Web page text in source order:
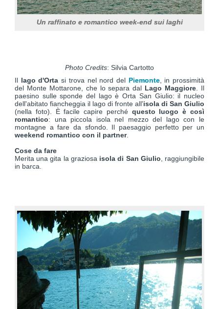
Un raffinato e romantico week-end sui laghi
Photo Credits: Silvia Cartotto
Il lago d'Orta si trova nel nord del Piemonte, in prossimità
del Monte Mottarone, che lo separa dal Lago Maggiore . Il
paesino sulle sponde del lago è Orta San Giulio: il nucleo
dell'abitato fiancheggia il lago di fronte all'isola di San Giulio
(nella foto). È facile capire perché questo luogo è così
romantico: una piccola isola nel mezzo del lago con le
montagne a fare da sfondo. Il paesaggio perfetto per un
weekend romantico con il partner.
Cose da fare
Merita una gita la graziosa isola di San Giulio , raggiungibile
in barca.